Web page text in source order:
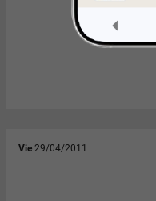
Vie 29/04/2011